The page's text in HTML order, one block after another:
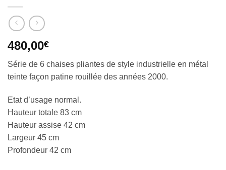
480,00€
Série de 6 chaises pliantes de style industrielle en métal
teinte façon patine rouillée des années 2000.
Etat d’usage normal.
Hauteur totale 83 cm
Hauteur assise 42 cm
Largeur 45 cm
Profondeur 42 cm